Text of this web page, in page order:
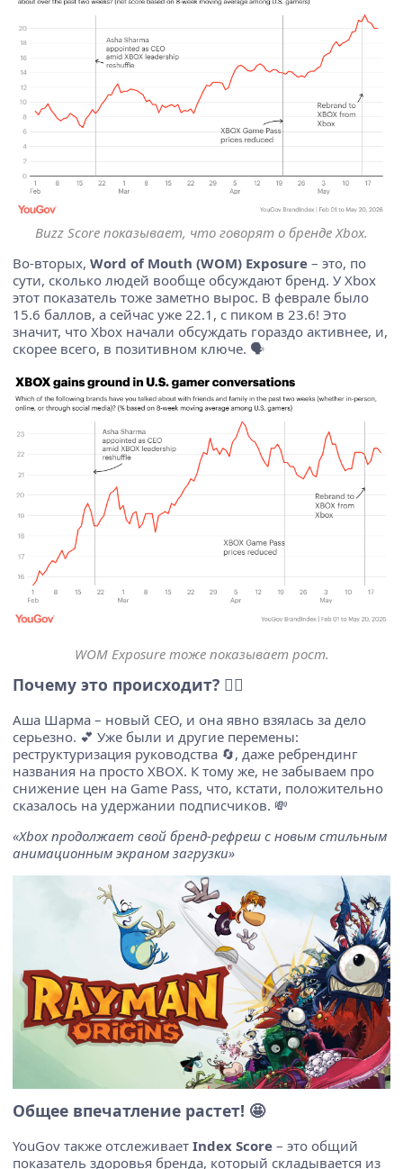
Buzz Score показывает, что говорят о бренде Xbox.
Во-вторых, Word of Mouth (WOM) Exposure – это, по
сути, сколько людей вообще обсуждают бренд. У Xbox
этот показатель тоже заметно вырос. В феврале было
15.6 баллов, а сейчас уже 22.1, с пиком в 23.6! Это
значит, что Xbox начали обсуждать гораздо активнее, и,
скорее всего, в позитивном ключе. 🗣️
WOM Exposure тоже показывает рост.
Почему это происходит? 🤷‍♂️
Аша Шарма – новый CEO, и она явно взялась за дело
серьезно. 💕 Уже были и другие перемены:
реструктуризация руководства 🔄, даже ребрендинг
названия на просто XBOX. К тому же, не забываем про
снижение цен на Game Pass, что, кстати, положительно
сказалось на удержании подписчиков. 💸
«Xbox продолжает свой бренд-рефреш с новым стильным
анимационным экраном загрузки»
Общее впечатление растет! 🤩
YouGov также отслеживает Index Score – это общий
показатель здоровья бренда, который складывается из